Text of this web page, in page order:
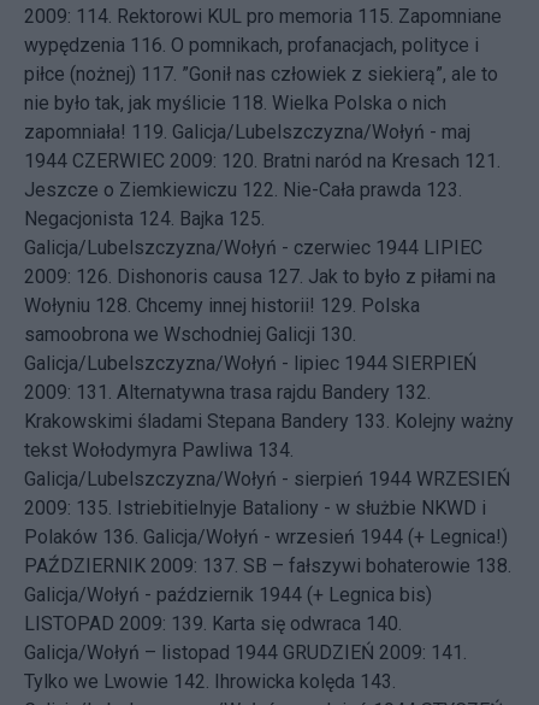
2009: 114. Rektorowi KUL pro memoria 115. Zapomniane
wypędzenia 116. O pomnikach, profanacjach, polityce i
piłce (nożnej) 117. ”Gonił nas człowiek z siekierą”, ale to
nie było tak, jak myślicie 118. Wielka Polska o nich
zapomniała! 119. Galicja/Lubelszczyzna/Wołyń - maj
1944 CZERWIEC 2009: 120. Bratni naród na Kresach 121.
Jeszcze o Ziemkiewiczu 122. Nie-Cała prawda 123.
Negacjonista 124. Bajka 125.
Galicja/Lubelszczyzna/Wołyń - czerwiec 1944 LIPIEC
2009: 126. Dishonoris causa 127. Jak to było z piłami na
Wołyniu 128. Chcemy innej historii! 129. Polska
samoobrona we Wschodniej Galicji 130.
Galicja/Lubelszczyzna/Wołyń - lipiec 1944 SIERPIEŃ
2009: 131. Alternatywna trasa rajdu Bandery 132.
Krakowskimi śladami Stepana Bandery 133. Kolejny ważny
tekst Wołodymyra Pawliwa 134.
Galicja/Lubelszczyzna/Wołyń - sierpień 1944 WRZESIEŃ
2009: 135. Istriebitielnyje Bataliony - w służbie NKWD i
Polaków 136. Galicja/Wołyń - wrzesień 1944 (+ Legnica!)
PAŹDZIERNIK 2009: 137. SB – fałszywi bohaterowie 138.
Galicja/Wołyń - październik 1944 (+ Legnica bis)
LISTOPAD 2009: 139. Karta się odwraca 140.
Galicja/Wołyń – listopad 1944 GRUDZIEŃ 2009: 141.
Tylko we Lwowie 142. Ihrowicka kolęda 143.